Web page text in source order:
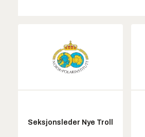
Seksjonsleder Nye Troll